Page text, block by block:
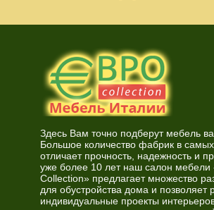
Здесь Вам точно подберут мебель
Большое количество фабрик в
отличает прочность, надежность и
уже более 10 лет наш салон мебели
Collection» предлагает множество
для обустройства дома и позволяет
индивидуальные проекты